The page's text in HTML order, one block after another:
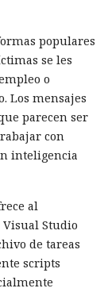
populares
se les
o
Los mensajes
parecen ser
con
inteligencia
al
Studio
de tareas
scripts